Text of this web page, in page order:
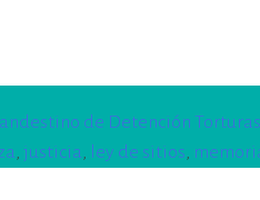
de Detención
, justicia, ley de sitios,